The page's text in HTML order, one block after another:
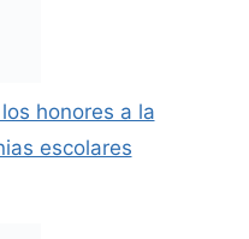
honores a la
escolares